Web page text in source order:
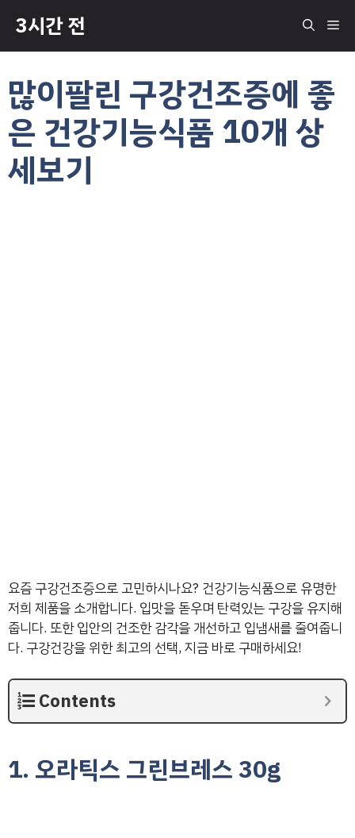
츠
건
뛰
3시간 전 메
많이팔린 구강건조증에 좋
은 건강기능식품 10개 상
세보기
요즘 구강건조증으로 고민하시나요? 건강기능식품으로 유명한
저희 제품을 소개합니다. 입맛을 돋우며 탄력있는 구강을 유지해
줍니다. 또한 입안의 건조한 감각을 개선하고 입냄새를 줄여줍니
다. 구강건강을 위한 최고의 선택, 지금 바로 구매하세요!
Contents
1. 오라틱스 그린브레스 30g